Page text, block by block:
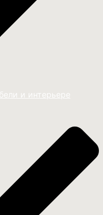
и интерьере